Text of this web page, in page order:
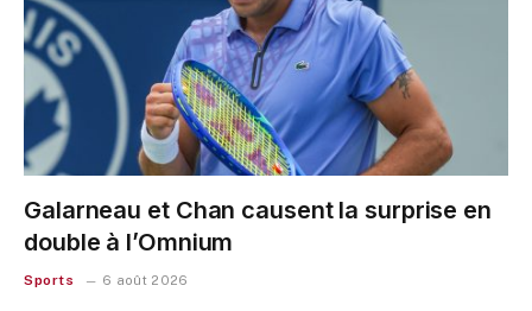
Galarneau et Chan causent la surprise en
double à l’Omnium
Sports 6 août 2026